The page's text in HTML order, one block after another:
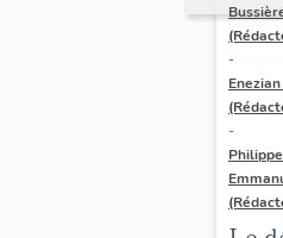
-
-
Philippe